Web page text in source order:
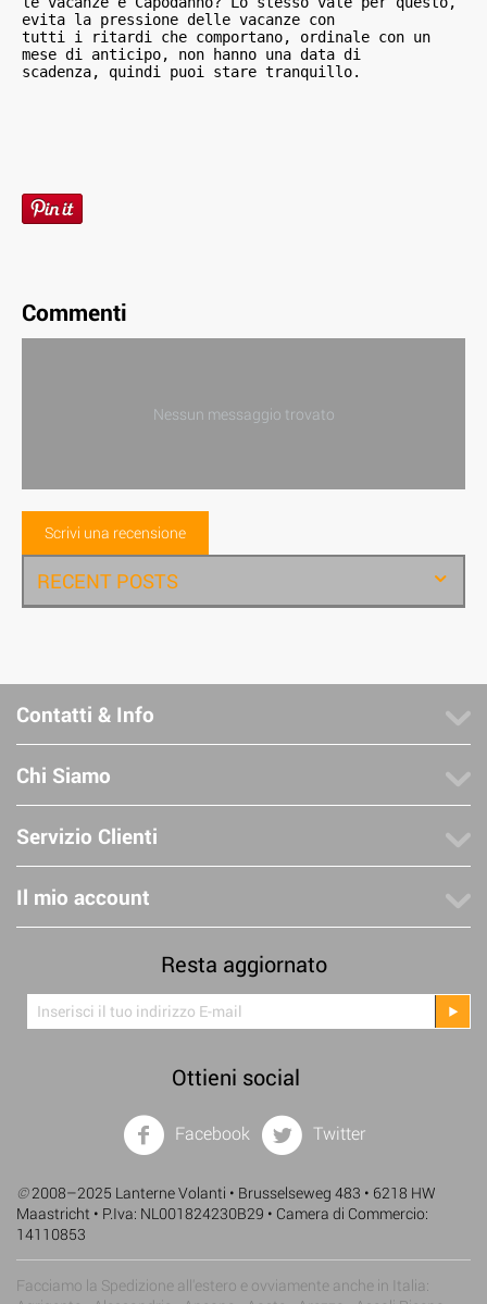
evita la pressione delle vacanze con
tutti i ritardi che comportano, ordinale con un
mese di anticipo, non hanno una data di
scadenza, quindi puoi stare tranquillo.
Commenti
Nessun messaggio trovato
Scrivi una recensione
RECENT POSTS
Contatti & Info
Chi Siamo
Servizio Clienti
Il mio account
Resta aggiornato
Ottieni social
Facebook Twitter
©2008–2025 Lanterne Volanti • Brusselseweg 483 • 6218 HW
Maastricht • P.Iva: NL001824230B29 • Camera di Commercio:
14110853
Facciamo la Spedizione all'estero e ovviamente anche in Italia: